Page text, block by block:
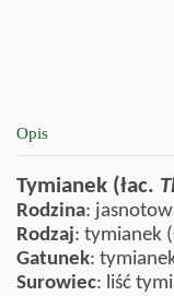
Opis
Tymianek (łac.
Rodzina:
Rodzaj: tymianek
Gatunek:
Surowiec: liść